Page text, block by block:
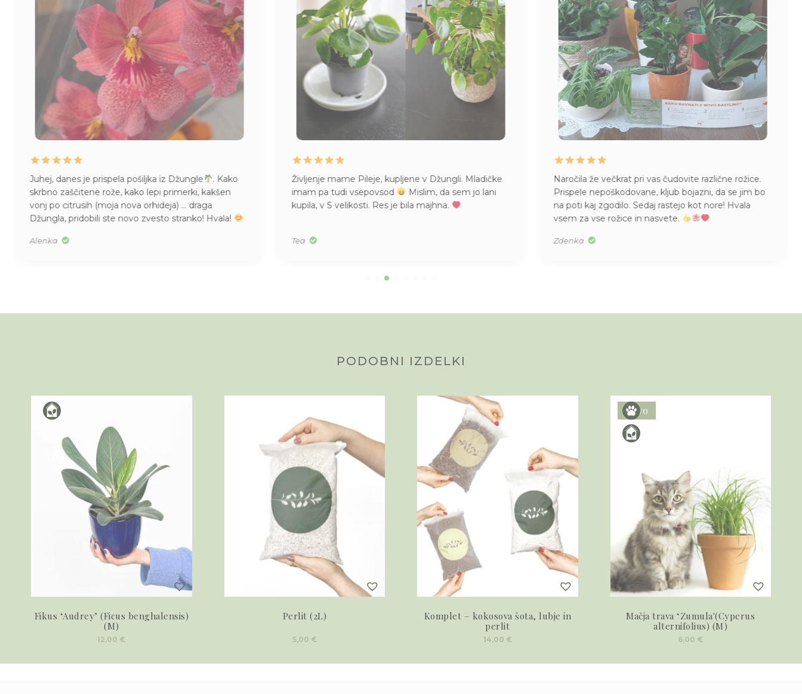
Juhej, danes je prispela pošiljka iz Džungle
. Kako
skrbno zaščitene rože, kako lepi primerki, kakšen
vonj po citrusih (moja nova orhideja) … draga
Džungla, pridobili ste novo zvesto stranko! Hvala!
Alenka
Življenje mame Pileje, kupljene v Džungli. Mladičke
imam pa tudi vsepovsod
Mislim, da sem jo lani
kupila, v S velikosti. Res je bila majhna.
Tea
Naročila že večkrat pri vas čudovite različne rožice.
Prispele nepoškodovane, kljub bojazni, da se jim bo
na poti kaj zgodilo. Sedaj rastejo kot nore! Hvala
vsem za vse rožice in nasvete.
Zdenka
PODOBNI IZDELKI
Fikus ‘Audrey’ (Ficus benghalensis)
(M)
12,00 €
Perlit (2L)
5,00 €
Komplet – kokosova šota, lubje in
perlit
14,00 €
Novo
Mačja trava ‘Zumula'(Cyperus
alternifolius) (M)
6,00 €